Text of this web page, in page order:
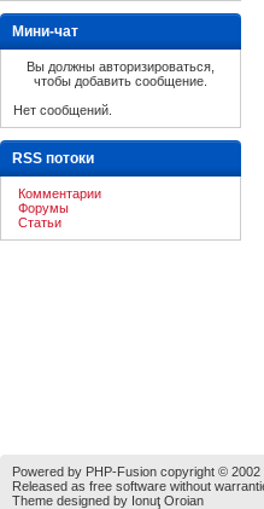
Мини-чат
Вы должны авторизироваться,
чтобы добавить сообщение.
Нет сообщений.
RSS потоки
Комментарии
Форумы
Статьи
Powered by PHP-Fusion copyright © 2002
Released as free software without
Theme designed by Ionuţ Oroian